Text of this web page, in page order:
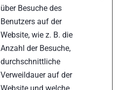
über Besuche des
Benutzers auf der
Website, wie z. B. die
Anzahl der Besuche,
durchschnittliche
Verweildauer auf der